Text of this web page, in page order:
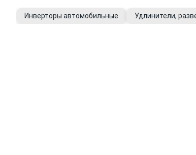
Инверторы автомобильные Удлинители,